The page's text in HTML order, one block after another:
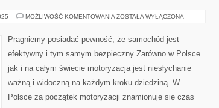
MOŻLIWOŚĆ KOMENTOWANIA MOTORYZACJA
ZOSTAŁA WYŁĄCZONA
Pragniemy posiadać pewność, że samochód jest
efektywny i tym samym bezpieczny Zarówno w Polsce
jak i na całym świecie motoryzacja jest niesłychanie
ważną i widoczną na każdym kroku dziedziną. W
Polsce za początek motoryzacji znamionuje się czas